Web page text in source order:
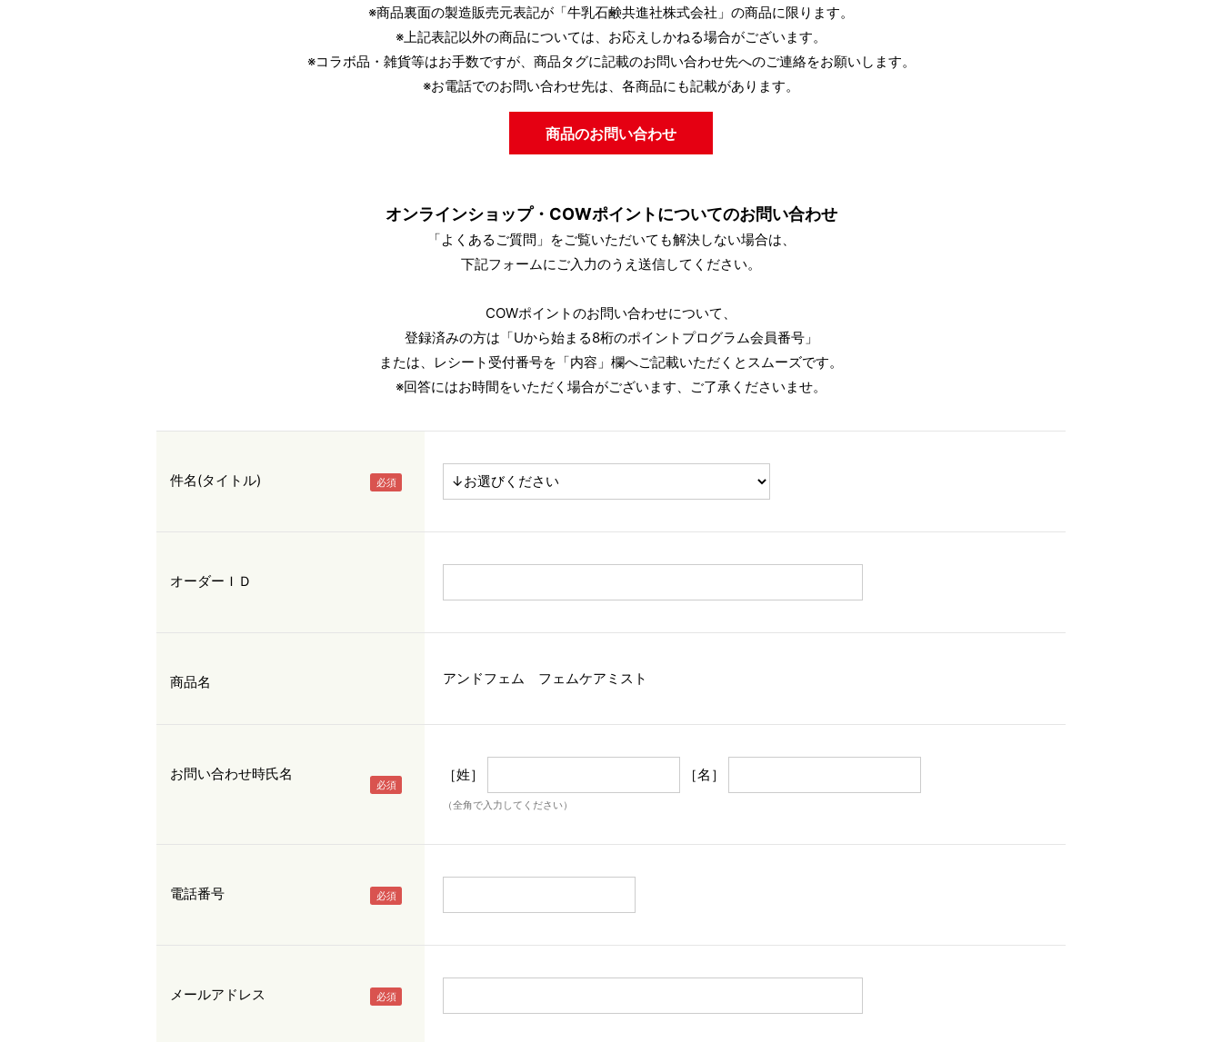
※商品裏面の製造販売元表記が「牛乳石鹸共進社株式会社」の商品に限ります。
※上記表記以外の商品については、お応えしかねる場合がございます。
※コラボ品・雑貨等はお手数ですが、商品タグに記載のお問い合わせ先へのご連絡をお願いします。
※お電話でのお問い合わせ先は、各商品にも記載があります。
商品のお問い合わせ
オンラインショップ・COWポイントについてのお問い合わせ
「よくあるご質問」をご覧いただいても解決しない場合は、
下記フォームにご入力のうえ送信してください。
COWポイントのお問い合わせについて、
登録済みの方は「Uから始まる8桁のポイントプログラム会員番号」
または、レシート受付番号を「内容」欄へご記載いただくとスムーズです。
※回答にはお時間をいただく場合がございます、ご了承くださいませ。
件名(タイトル)
オーダーＩＤ
商品名 アンドフェム フェムケアミスト
お問い合わせ時氏名 ［姓］ ［名］
（全角で入力してください）
電話番号
メールアドレス